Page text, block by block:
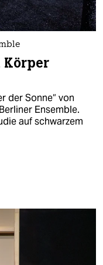
Körper
der Sonne“ von
Ensemble.
auf schwarzem